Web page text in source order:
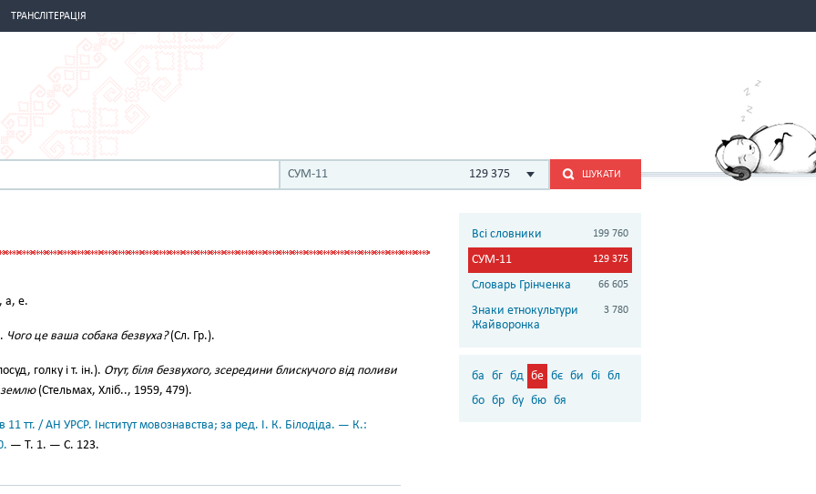
ТРАНСЛІТЕРАЦІЯ
СУМ-11 129 375 ШУКАТИ
, а, е.
Чого це ваша собака безвуха?(Сл. Гр.).
голку і т. ін.). Отут, біля безвухого, зсередини блискучого від поливи
землю(Стельмах, Хліб.., 1959, 479).
11 тт. / АН УРСР. Інститут мовознавства; за ред. І. К. Білодіда. — К.:
— Т. 1. — С. 123.
Всі словники 199 760
СУМ-11 129 375
Словарь Грінченка 66 605
Знаки етнокультури
Жайворонка
3 780
ба бг бд бе бє би бі бл
бо бр бу бю бя